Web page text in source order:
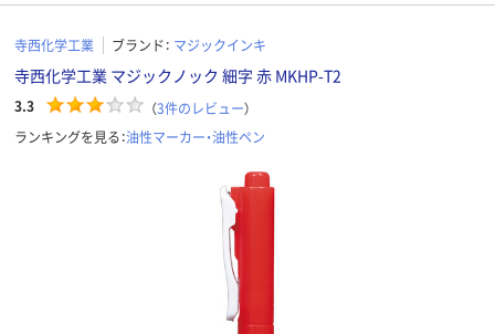
寺西化学工業 ブランド： マジックインキ
寺西化学工業 マジックノック 細字 赤 MKHP-T2
3.3 （3件のレビュー）
ランキングを見る：油性マーカー・油性ペン